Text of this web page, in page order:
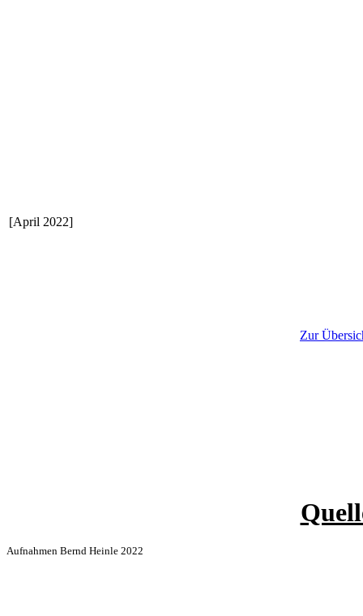
[April 2022]
Zur
Aufnahmen Bernd Heinle 2022